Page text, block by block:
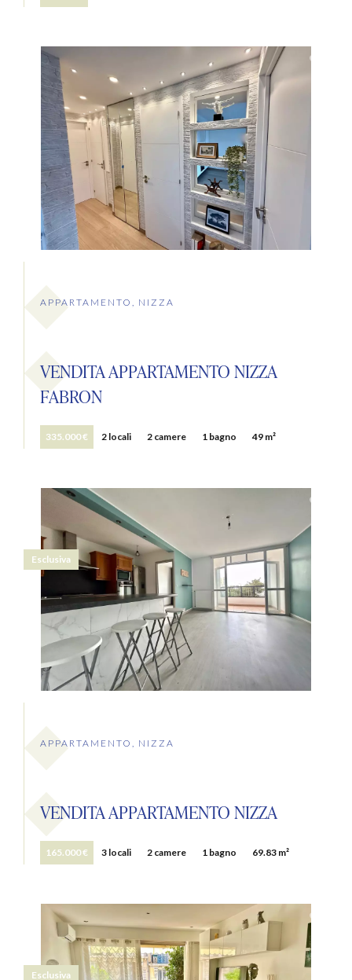
APPARTAMENTO, NIZZA
VENDITA APPARTAMENTO NIZZA
FABRON
335.000 € 2 locali 2 camere 1 bagno 49 m²
APPARTAMENTO, NIZZA
VENDITA APPARTAMENTO NIZZA
165.000 € 3 locali 2 camere 1 bagno 69.83 m²
Esclusiva
Esclusiva